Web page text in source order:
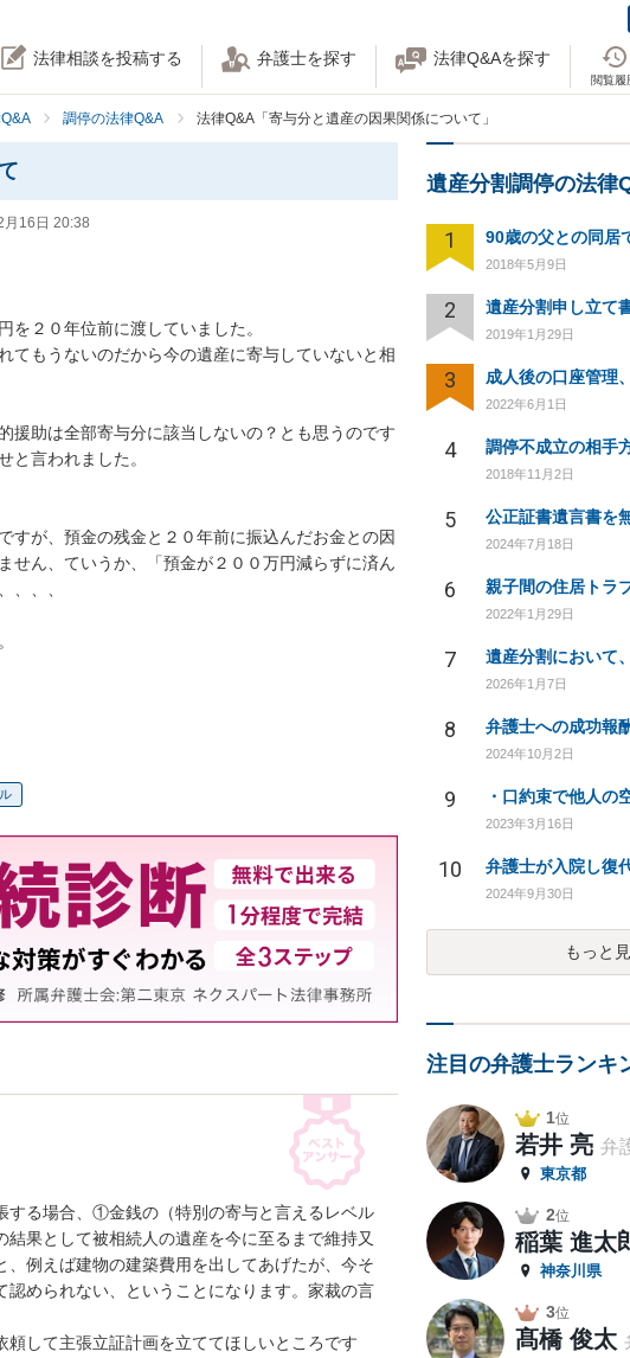
法律相談を投稿する 弁護士を探す 法律Q&Aを探す
閲覧履
調停の法律Q&A 法律Q&A「寄与分と遺産の因果関係について」
16日 20:38
２０年位前に渡していました。
てもうないのだから今の遺産に寄与していないと相
援助は全部寄与分に該当しないの？とも思うのです
と言われました。
すが、預金の残金と２０年前に振込んだお金との因
せん、ていうか、「預金が２００万円減らずに済ん
、、、
する場合、①金銭の（特別の寄与と言えるレベル
果として被相続人の遺産を今に至るまで維持又
例えば建物の建築費用を出してあげたが、今そ
められない、ということになります。家裁の言
して主張立証計画を立ててほしいところです
遺産分割調停の法律
1
2018年5月9日
2 遺産分割申し立て
2019年1月29日
3
2022年6月1日
4
2018年11月2日
5
2024年7月18日
6
2022年1月29日
7
2026年1月7日
8
2024年10月2日
9
2023年3月16日
10
2024年9月30日
もっと
注目の弁護士ランキ
1位
若井 亮 弁
東京都
2位
稲葉 進太
神奈川県
3位
髙橋 俊太